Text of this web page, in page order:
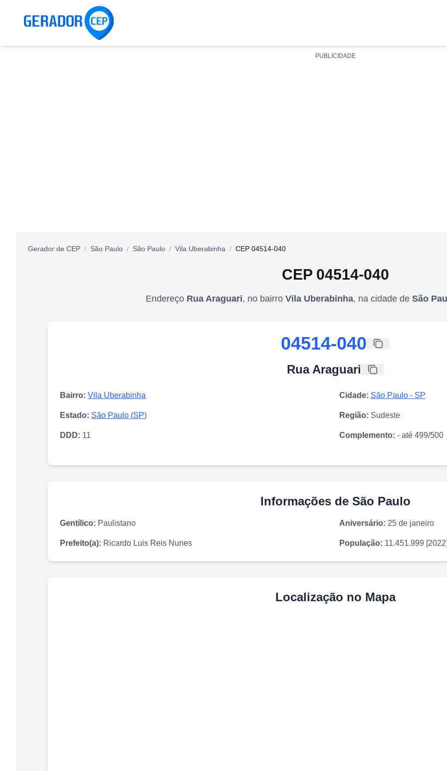
PUBLICIDADE
Gerador de CEP / São Paulo / São Paulo / Vila Uberabinha / CEP 04514-040
CEP 04514-040
Endereço Rua Araguari, no bairro Vila Uberabinha, na cidade de São
04514-040
Rua Araguari
Bairro: Vila Uberabinha Cidade: São Paulo - SP
Estado: São Paulo (SP) Região: Sudeste
DDD: 11 Complemento: - até 499/500
Informações de São Paulo
Gentílico: Paulistano Aniversário: 25 de janeiro
Prefeito(a): Ricardo Luis Reis Nunes População: 11.451.999
Localização no Mapa